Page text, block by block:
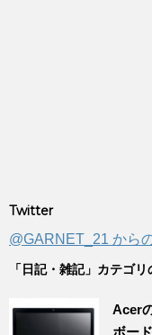
Twitter
@GARNET_21 から
「日記・雑記」カテゴ
Acer
ボー